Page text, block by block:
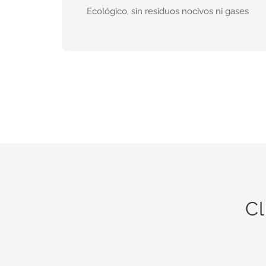
Ecológico, sin residuos nocivos ni gases